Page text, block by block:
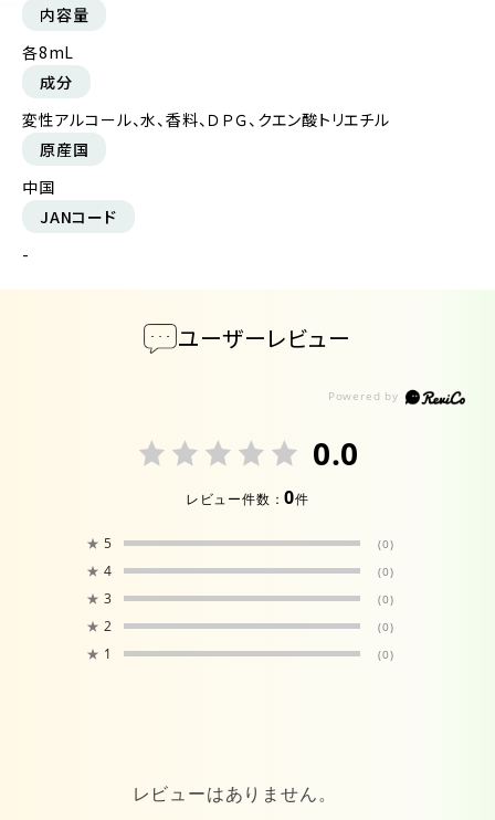
内容量
各8mL
成分
変性アルコール、水、香料、ＤＰＧ、クエン酸トリエチル
原産国
中国
JANコード
-
ユーザーレビュー
0.0
レビュー件数：0件
★ 5 (0)
★ 4 (0)
★ 3 (0)
★ 2 (0)
★ 1 (0)
レビューはありません。